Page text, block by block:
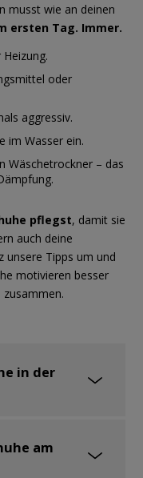
musst wie an deinen
ersten Tag. Immer.
oder
aggressiv.
im Wasser ein.
Wäschetrockner – das
pflegst, damit sie
auch deine
unsere Tipps um und
motivieren besser
in der
am